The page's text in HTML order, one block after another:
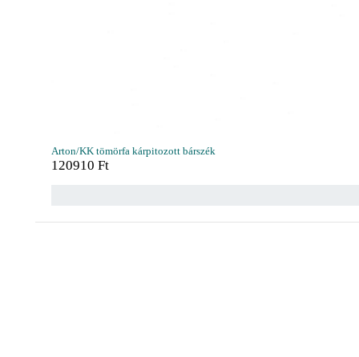
Arton/KK tömörfa kárpitozott bárszék
120910 Ft